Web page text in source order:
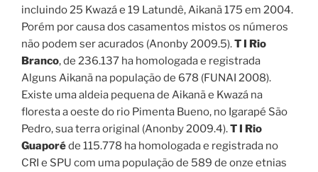
incluindo 25 Kwazá e 19 Latundê, Aikanã 175 em 2004.
Porém por causa dos casamentos mistos os números
não podem ser acurados (Anonby 2009.5).T I Rio
Branco, de 236.137 ha homologada e registrada
Alguns Aikanã na população de 678 (FUNAI 2008).
Existe uma aldeia pequena de Aikanã e Kwazá na
floresta a oeste do rio Pimenta Bueno, no Igarapé São
Pedro, sua terra original (Anonby 2009.4).T I Rio
Guaporéde 115.778 ha homologada e registrada no
CRI e SPU com uma população de 589 de onze etnias